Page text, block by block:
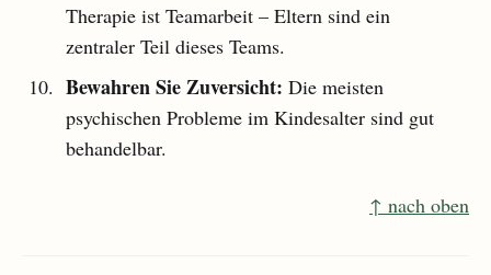
Therapie ist Teamarbeit – Eltern sind ein
zentraler Teil dieses Teams.
Bewahren Sie Zuversicht: Die meisten
psychischen Probleme im Kindesalter sind gut
behandelbar.
↑ nach oben